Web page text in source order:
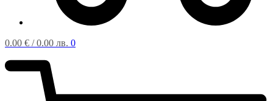
0.00 € / 0.00 лв. 0